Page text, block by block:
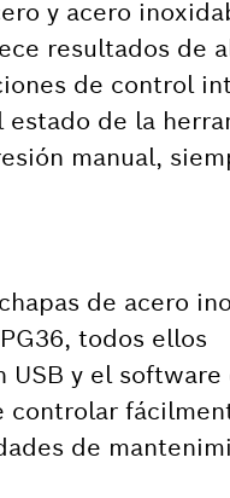
y acero
resultados de
de control
de la
manual,
de acero
todos ellos
USB y el software
controlar
de